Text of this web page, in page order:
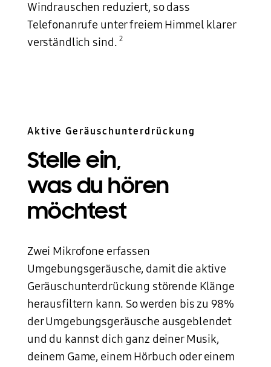
Windrauschen reduziert, so dass
Telefonanrufe unter freiem Himmel klarer
verständlich sind.2
Aktive Geräuschunterdrückung
Stelle ein,
was du hören
möchtest
Zwei Mikrofone erfassen
Umgebungsgeräusche, damit die aktive
Geräuschunterdrückung störende Klänge
herausfiltern kann. So werden bis zu 98%
der Umgebungsgeräusche ausgeblendet
und du kannst dich ganz deiner Musik,
deinem Game, einem Hörbuch oder einem